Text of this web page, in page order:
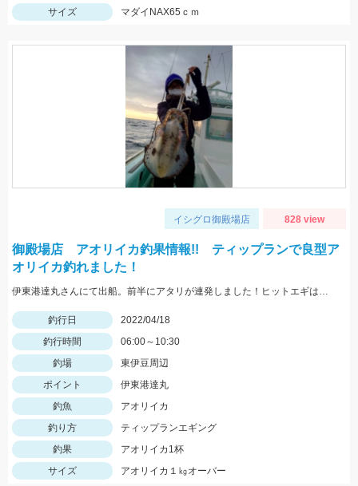
サイズ マダイNAX65ｃｍ
イシグロ御殿場店 828 view
御殿場店 アオリイカ釣果情報!! ティップランで良型ア
オリイカ釣れました！
伊東港達丸さんにて出船。前半にアタリが連発しました！ヒットエギはヤマシタのエギ王TR「ミステリーパープル」に30gのTRシンカー（オレンジ）を装着して釣れました！
釣行日
2022/04/18
釣行時間
06:00～10:30
釣場
東伊豆周辺
ポイント
伊東港達丸
釣魚
アオリイカ
釣り方
ティップランエギング
釣果
アオリイカ1杯
サイズ
アオリイカ１㎏オーバー